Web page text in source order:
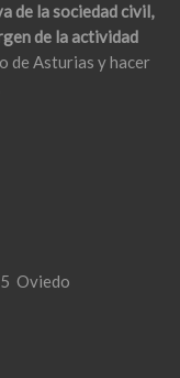
de la sociedad civil,
de la actividad
de Asturias y hacer
Oviedo